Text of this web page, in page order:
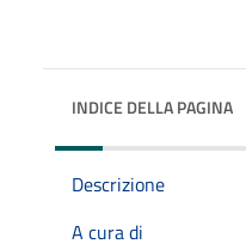
INDICE DELLA PAGINA
Descrizione
A cura di